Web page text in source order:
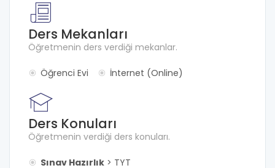
Ders Mekanları
Öğretmenin ders verdiği mekanlar.
Öğrenci Evi İnternet (Online)
Ders Konuları
Öğretmenin verdiği ders konuları.
Sınav Hazırlık > TYT